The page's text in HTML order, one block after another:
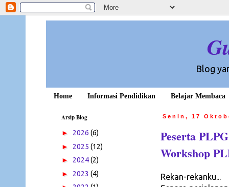
Blog
Home Informasi Pendidikan Belajar Membaca
Senin, 17
Peserta
Workshop
Rekan-rekanku...
Arsip Blog
► 2026 (6)
► 2025 (12)
► 2024(2)
► 2023 (4)